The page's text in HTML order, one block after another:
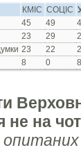
КМІС СОЦІС
45 49
23 29
23 22
8 0 8
не на
опитаних